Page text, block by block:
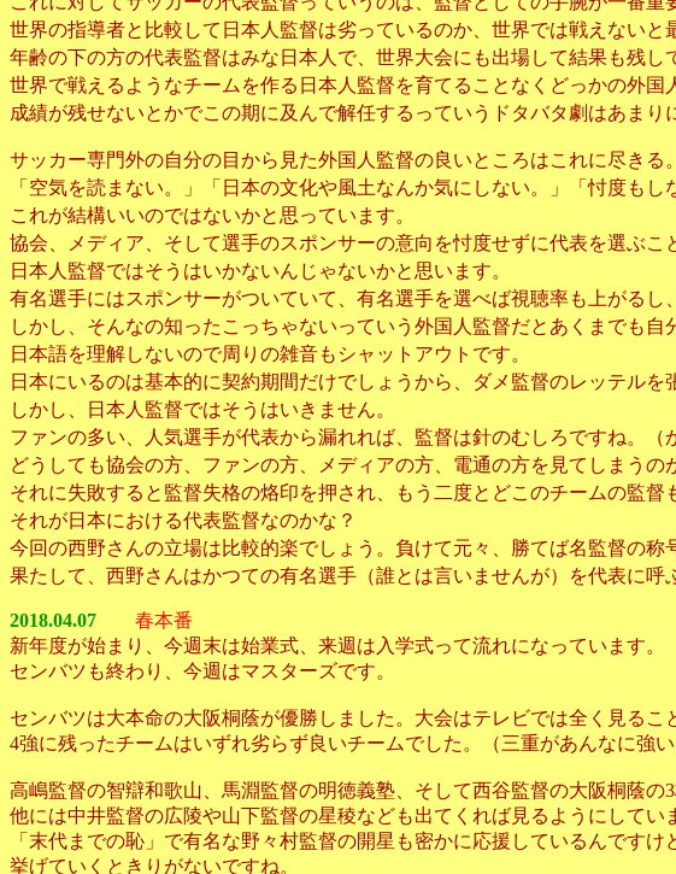
世界の指導者と比較して日本人監督は劣っているのか、世界では戦えないと
年齢の下の方の代表監督はみな日本人で、世界大会にも出場して結果も残し
世界で戦えるようなチームを作る日本人監督を育てることなくどっかの外
成績が残せないとかでこの期に及んで解任するっていうドタバタ劇はあまり
サッカー専門外の自分の目から見た外国人監督の良いところはこれに尽きる。
「空気を読まない。」「日本の文化や風土なんか気にしない。」「忖度もし
これが結構いいのではないかと思っています。
協会、メディア、そして選手のスポンサーの意向を忖度せずに代表を選ぶこ
日本人監督ではそうはいかないんじゃないかと思います。
有名選手にはスポンサーがついていて、有名選手を選べば視聴率も上がる
しかし、そんなの知ったこっちゃないっていう外国人監督だとあくまでも自
日本語を理解しないので周りの雑音もシャットアウトです。
日本にいるのは基本的に契約期間だけでしょうから、ダメ監督のレッテルを
しかし、日本人監督ではそうはいきません。
ファンの多い、人気選手が代表から漏れれば、監督は針のむしろですね。（
どうしても協会の方、ファンの方、メディアの方、電通の方を見てしまうの
それに失敗すると監督失格の烙印を押され、もう二度とどこのチームの監督
それが日本における代表監督なのかな？
今回の西野さんの立場は比較的楽でしょう。負けて元々、勝てば名監督の称
果たして、西野さんはかつての有名選手（誰とは言いませんが）を代表に呼
2018.04.07
春本番
新年度が始まり、今週末は始業式、来週は入学式って流れになっています。
センバツも終わり、今週はマスターズです。
センバツは大本命の大阪桐蔭が優勝しました。大会はテレビでは全く見る
4強に残ったチームはいずれ劣らず良いチームでした。（三重があんなに強い
高嶋監督の智辯和歌山、馬淵監督の明徳義塾、そして西谷監督の大阪桐蔭
他には中井監督の広陵や山下監督の星稜なども出てくれば見るようにしてい
「末代までの恥」で有名な野々村監督の開星も密かに応援しているんですけ
挙げていくときりがないですね。